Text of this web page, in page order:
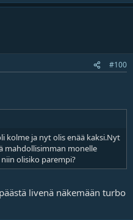
#100
kolme ja nyt olis enää kaksi.Nyt
mahdollisimman monelle
olisiko parempi?
livenä näkemään turbo